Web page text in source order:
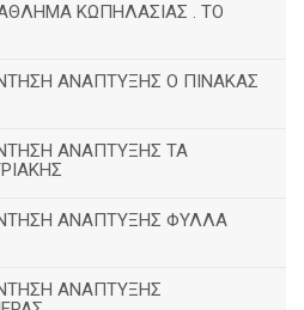
ΚΩΠΗΛΑΣΙΑΣ . ΤΟ
ΑΝΑΠΤΥΞΗΣ Ο ΠΙΝΑΚΑΣ
ΑΝΑΠΤΥΞΗΣ ΤΑ
ΑΝΑΠΤΥΞΗΣ ΦΥΛΛΑ
ΑΝΑΠΤΥΞΗΣ